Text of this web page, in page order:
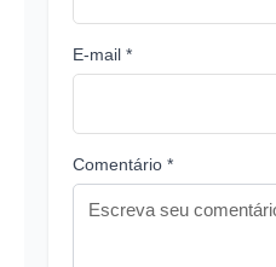
E-mail *
Comentário *